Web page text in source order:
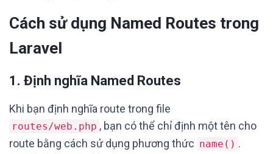
Cách sử dụng Named Routes trong
Laravel
1. Định nghĩa Named Routes
Khi bạn định nghĩa route trong file
routes/web.php , bạn có thể chỉ định một tên cho
route bằng cách sử dụng phương thức name() .